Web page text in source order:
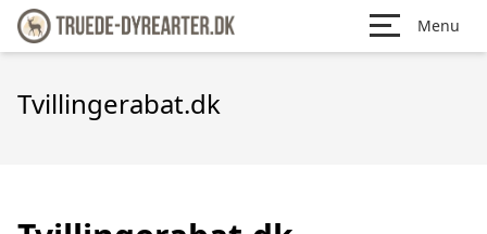
Menu
Tvillingerabat.dk